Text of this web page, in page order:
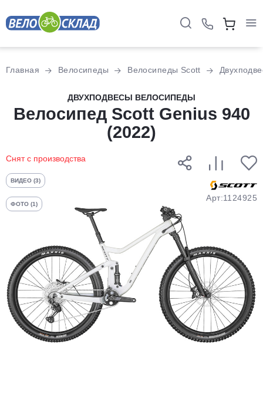
Главная Велосипеды Велосипеды Scott
ДВУХПОДВЕСЫ ВЕЛОСИПЕДЫ
Велосипед Scott Genius 940
(2022)
Снят с производства
ВИДЕО (3)
ФОТО (1)
Арт:1124925
Разбейте
оплатуна части
без переплат
График платежей
Добавляйте товары
в корзину
Оплачивайте сегодня только